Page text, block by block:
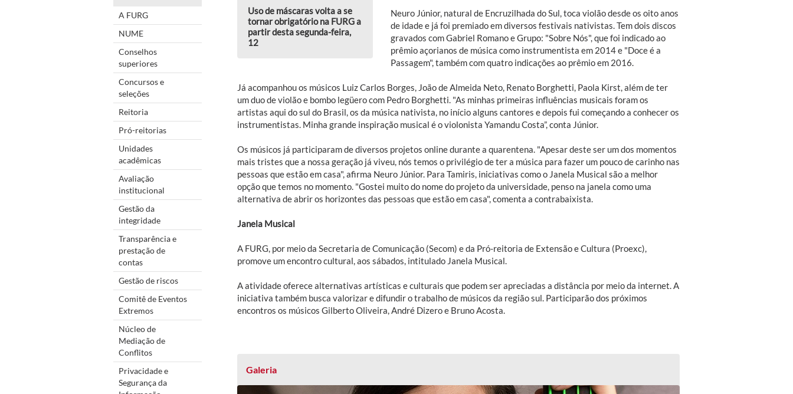
A FURG
NUME
Conselhos
superiores
Concursos e
seleções
Reitoria
Pró-reitorias
Unidades
acadêmicas
Avaliação
institucional
Gestão da
integridade
Transparência e
prestação de
contas
Gestão de riscos
Comitê de Eventos
Extremos
Núcleo de
Mediação de
Conflitos
Privacidade e
Segurança da
Uso de máscaras volta a se
tornar obrigatório na FURG a
partir desta segunda-feira,
12
Neuro Júnior, natural de Encruzilhada do Sul, toca violão desde os oito anos
de idade e já foi premiado em diversos festivais nativistas. Tem dois discos
gravados com Gabriel Romano e Grupo: "Sobre Nós", que foi indicado ao
prêmio açorianos de música como instrumentista em 2014 e "Doce é a
Passagem", também com quatro indicações ao prêmio em 2016.
Já acompanhou os músicos Luiz Carlos Borges, João de Almeida Neto, Renato Borghetti, Paola Kirst, além de ter
um duo de violão e bombo legüero com Pedro Borghetti. "As minhas primeiras influências musicais foram os
artistas aqui do sul do Brasil, os da música nativista, no início alguns cantores e depois fui começando a conhecer os
instrumentistas. Minha grande inspiração musical é o violonista Yamandu Costa”, conta Júnior.
Os músicos já participaram de diversos projetos online durante a quarentena. "Apesar deste ser um dos momentos
mais tristes que a nossa geração já viveu, nós temos o privilégio de ter a música para fazer um pouco de carinho nas
pessoas que estão em casa", afirma Neuro Júnior. Para Tamiris, iniciativas como o Janela Musical são a melhor
opção que temos no momento. "Gostei muito do nome do projeto da universidade, penso na janela como uma
alternativa de abrir os horizontes das pessoas que estão em casa", comenta a contrabaixista.
Janela Musical
A FURG, por meio da Secretaria de Comunicação (Secom) e da Pró-reitoria de Extensão e Cultura (Proexc),
promove um encontro cultural, aos sábados, intitulado Janela Musical.
A atividade oferece alternativas artísticas e culturais que podem ser apreciadas a distância por meio da internet. A
iniciativa também busca valorizar e difundir o trabalho de músicos da região sul. Participarão dos próximos
encontros os músicos Gilberto Oliveira, André Dizero e Bruno Acosta.
Galeria